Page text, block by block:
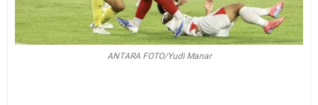
ANTARA FOTO/Yudi Manar